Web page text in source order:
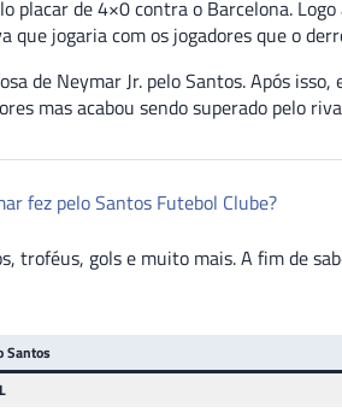
placar de 4×0 contra o Barcelona.
que jogaria com os jogadores que o
de Neymar Jr. pelo Santos. Após
mas acabou sendo superado pelo
fez pelo Santos Futebol Clube?
troféus, gols e muito mais. A fim de
Santos